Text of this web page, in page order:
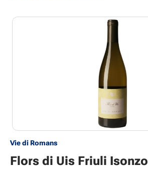
Bildergalerie überspringen
Vie di Romans
Flors di Uis Friuli Isonzo